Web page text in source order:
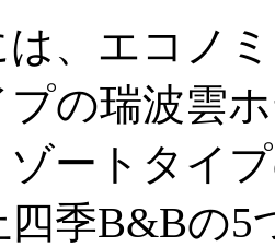
、エコノ
の瑞波雲
ートタイ
季B&Bの5